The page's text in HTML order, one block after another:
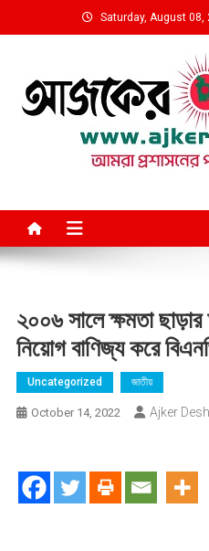
to
Saturday, August 08,
২০০৬ সালে ক্ষমতা ছাড়ার
নিয়োগ বাণিজ্য করে
Uncategorized জাতীয়
October 14, 2022 Ajker Desh